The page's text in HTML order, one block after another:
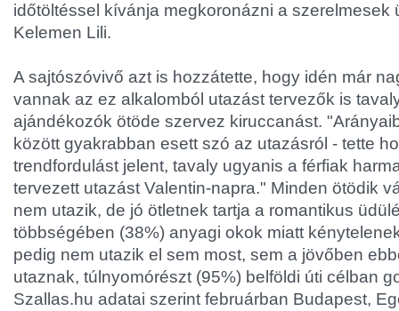
időtöltéssel kívánja megkoronázni a szerelmesek
Kelemen Lili.
A sajtószóvivő azt is hozzátette, hogy idén már
vannak az ez alkalomból utazást tervezők is
ajándékozók ötöde szervez kiruccanást.
között gyakrabban esett szó az utazásról - tette
trendfordulást jelent, tavaly ugyanis a férfiak
tervezett utazást Valentin-napra." Minden ötödik
nem utazik, de jó ötletnek tartja a romantikus
többségében (38%) anyagi okok miatt
pedig nem utazik el sem most, sem a jövőben
utaznak, túlnyomórészt (95%) belföldi úti célban
Szallas.hu adatai szerint februárban Budapest,